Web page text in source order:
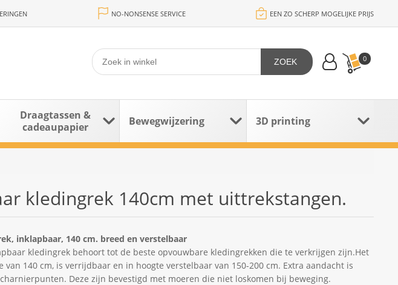
NO-NONSENSE SERVICE EEN ZO SCHERP MOGELIJKE PRIJS
0
ZOEK
Draagtassen &
cadeaupapier
Bewegwijzering 3D printing
kledingrek 140cm met uittrekstangen.
inklapbaar, 140 cm. breed en verstelbaar
kledingrek behoort tot de beste opvouwbare kledingrekken die te verkrijgen zijn.Het
van 140 cm, is verrijdbaar en in hoogte verstelbaar van 150-200 cm. Extra aandacht is
Deze zijn bevestigd met moeren die niet loskomen bij beweging.